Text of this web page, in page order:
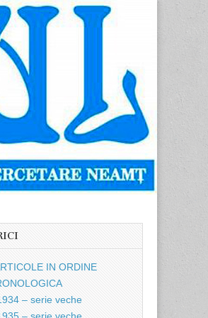
IN ORDINE
– serie veche